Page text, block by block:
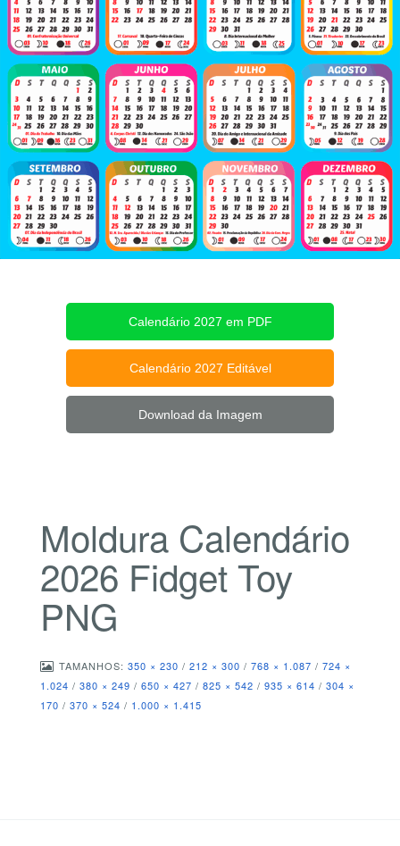
Calendário 2027 em PDF
Calendário 2027 Editável
Download da Imagem
Moldura Calendário
2026 Fidget Toy
PNG
TAMANHOS: 350 × 230 / 212 × 300 / 768 × 1.087 / 724 ×
1.024 / 380 × 249 / 650 × 427 / 825 × 542 / 935 × 614 / 304 ×
170 / 370 × 524 / 1.000 × 1.415